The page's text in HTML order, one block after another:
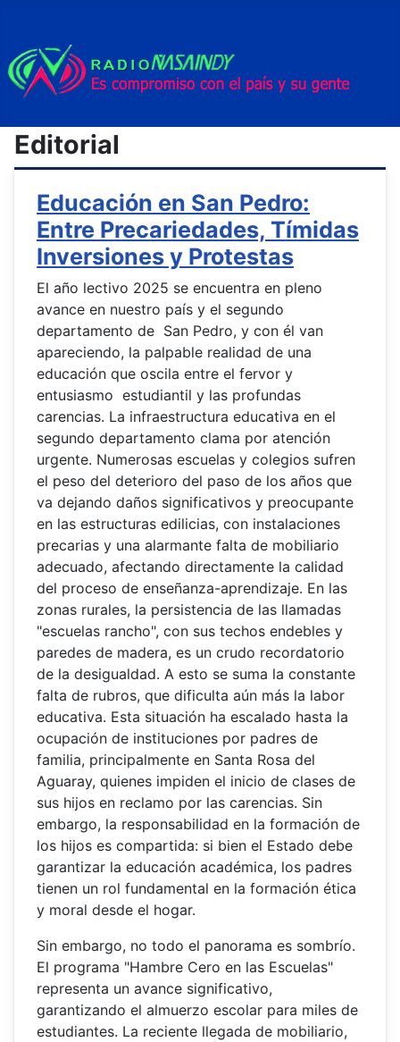
Editorial
Educación en San Pedro:
Entre Precariedades, Tímidas
Inversiones y Protestas
El año lectivo 2025 se encuentra en pleno
avance en nuestro país y el segundo
departamento de San Pedro, y con él van
apareciendo, la palpable realidad de una
educación que oscila entre el fervor y
entusiasmo estudiantil y las profundas
carencias. La infraestructura educativa en el
segundo departamento clama por atención
urgente. Numerosas escuelas y colegios sufren
el peso del deterioro del paso de los años que
va dejando daños significativos y preocupante
en las estructuras edilicias, con instalaciones
precarias y una alarmante falta de mobiliario
adecuado, afectando directamente la calidad
del proceso de enseñanza-aprendizaje. En las
zonas rurales, la persistencia de las llamadas
"escuelas rancho", con sus techos endebles y
paredes de madera, es un crudo recordatorio
de la desigualdad. A esto se suma la constante
falta de rubros, que dificulta aún más la labor
educativa. Esta situación ha escalado hasta la
ocupación de instituciones por padres de
familia, principalmente en Santa Rosa del
Aguaray, quienes impiden el inicio de clases de
sus hijos en reclamo por las carencias. Sin
embargo, la responsabilidad en la formación de
los hijos es compartida: si bien el Estado debe
garantizar la educación académica, los padres
tienen un rol fundamental en la formación ética
y moral desde el hogar.
Sin embargo, no todo el panorama es sombrío.
El programa "Hambre Cero en las Escuelas"
representa un avance significativo,
garantizando el almuerzo escolar para miles de
estudiantes. La reciente llegada de mobiliario,